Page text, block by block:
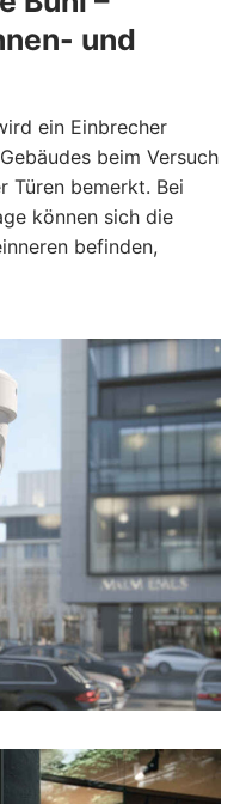
und
ein Einbrecher
beim Versuch
Türen bemerkt. Bei
können sich die
befinden,